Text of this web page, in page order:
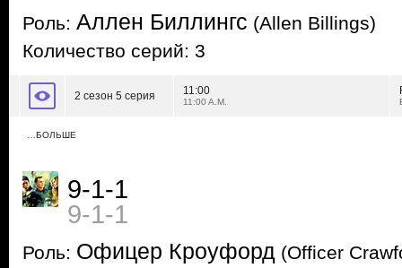
Роль: Аллен Биллингс (Allen Billings)
Количество серий: 3
2 сезон 5 серия 11:00
11:00 A.M.
…БОЛЬШЕ
9-1-1
9-1-1
Роль: Офицер Кроуфорд (Officer